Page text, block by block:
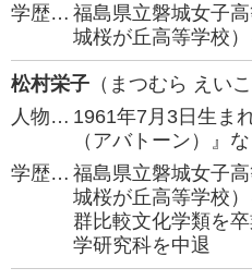
学歴… 福島県立磐城女子
城桜が丘高等学校
松村栄子 （まつむら えいこ
人物… 1961年7月3日生ま
（アバトーン）』な
学歴… 福島県立磐城女子
城桜が丘高等学校
群比較文化学類を
学研究科を中退